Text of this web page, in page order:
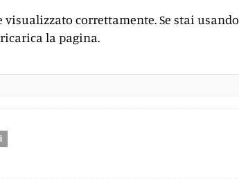
correttamente. Se stai usando
la pagina.